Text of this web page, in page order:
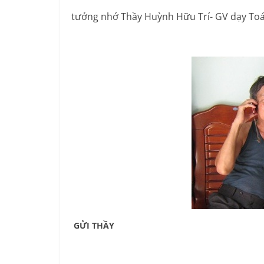
tưởng nhớ Thầy Huỳnh Hữu Trí- GV dạy
GỬI THẦY